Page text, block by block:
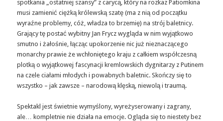
spotkania „ostatniej szansy” z carycą, który na rozkaz Patiomkina
musi zamienić ciężką królewską szatę (ma z nią od początku
wyraźne problemy, cóż, władza to brzemię) na strój baletnicy.
Grający tę postać wybitny Jan Frycz wygląda w nim wyjątkowo
smutno i żałośnie, łącząc upokorzenie nic już nieznaczącego
monarchy prawie że wchłoniętego kraju z całkiem współczesną
plotką o wyjątkowej fascynacji kremlowskich dygnitarzy z Putinem
na czele ciałami młodych i powabnych baletnic. Skończy się to
wszystko – jak zawsze – narodową klęską, niewolą i traumą.
Spektakl jest świetnie wymyślony, wyreżyserowany i zagrany,
ale… kompletnie nie działa na emocje. Ogląda się to niestety bez